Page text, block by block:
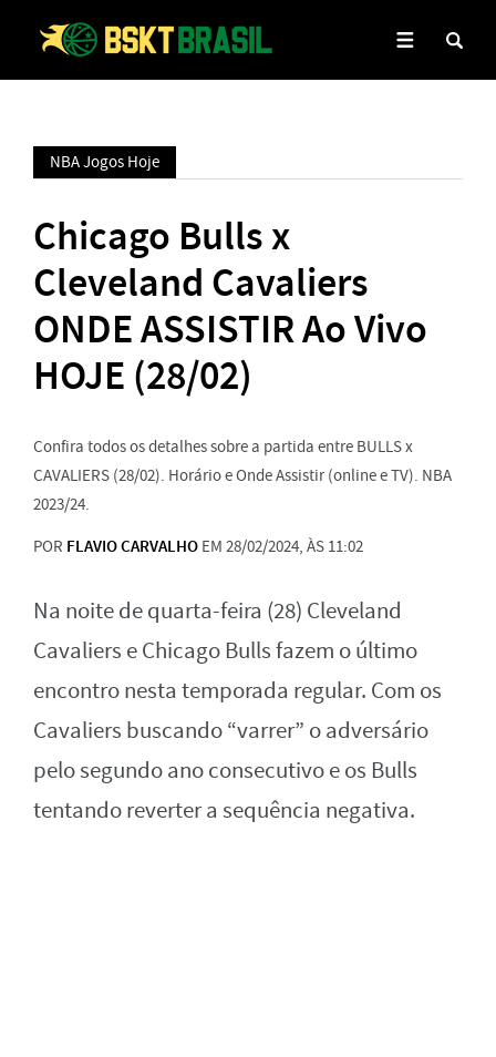
NBA Jogos Hoje
Chicago Bulls x
Cleveland Cavaliers
ONDE ASSISTIR Ao Vivo
HOJE (28/02)
Confira todos os detalhes sobre a partida entre BULLS x
CAVALIERS (28/02). Horário e Onde Assistir (online e TV). NBA
2023/24.
POR FLAVIO CARVALHO EM 28/02/2024, ÀS 11:02
Na noite de quarta-feira (28) Cleveland
Cavaliers e Chicago Bulls fazem o último
encontro nesta temporada regular. Com os
Cavaliers buscando “varrer” o adversário
pelo segundo ano consecutivo e os Bulls
tentando reverter a sequência negativa.